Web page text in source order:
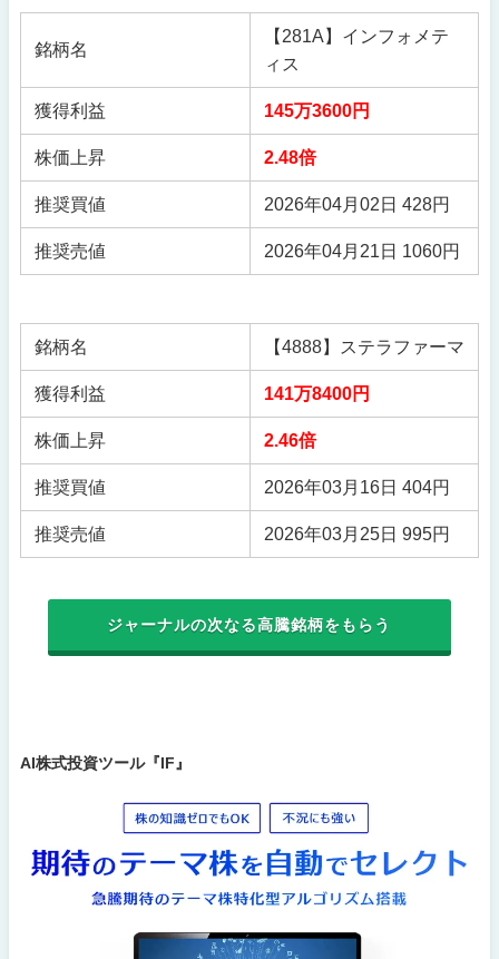
銘柄名
【281A】インフォメテ
ィス
獲得利益 145万3600円
株価上昇 2.48倍
推奨買値 2026年04月02日 428円
推奨売値 2026年04月21日 1060円
銘柄名 【4888】ステラファーマ
獲得利益 141万8400円
株価上昇 2.46倍
推奨買値 2026年03月16日 404円
推奨売値 2026年03月25日 995円
ジャーナルの次なる高騰銘柄をもらう
AI株式投資ツール『IF』